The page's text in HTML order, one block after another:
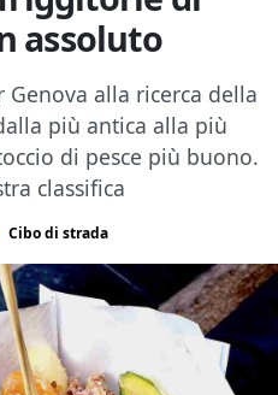
assoluto
alla ricerca della
più antica alla più
di pesce più buono.
classifica
Cibo di strada